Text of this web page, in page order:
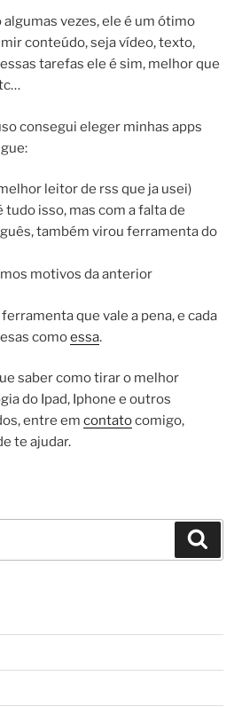
algumas vezes, ele é um ótimo
conteúdo, seja vídeo, texto,
tarefas ele é sim, melhor que
consegui eleger minhas apps
leitor de rss que ja usei)
tudo isso, mas com a falta de
também virou ferramenta do
motivos da anterior
ferramenta que vale a pena, e cada
comoessa.
saber como tirar o melhor
do Ipad, Iphone e outros
entre em contatocomigo,
te ajudar.